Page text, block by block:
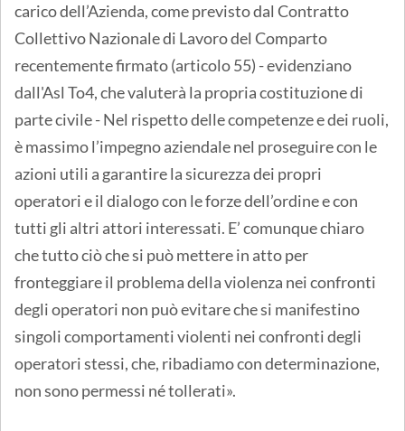
carico dell’Azienda, come previsto dal Contratto
Collettivo Nazionale di Lavoro del Comparto
recentemente firmato (articolo 55) - evidenziano
dall'Asl To4, che valuterà la propria costituzione di
parte civile - Nel rispetto delle competenze e dei ruoli,
è massimo l’impegno aziendale nel proseguire con le
azioni utili a garantire la sicurezza dei propri
operatori e il dialogo con le forze dell’ordine e con
tutti gli altri attori interessati. E’ comunque chiaro
che tutto ciò che si può mettere in atto per
fronteggiare il problema della violenza nei confronti
degli operatori non può evitare che si manifestino
singoli comportamenti violenti nei confronti degli
operatori stessi, che, ribadiamo con determinazione,
non sono permessi né tollerati».